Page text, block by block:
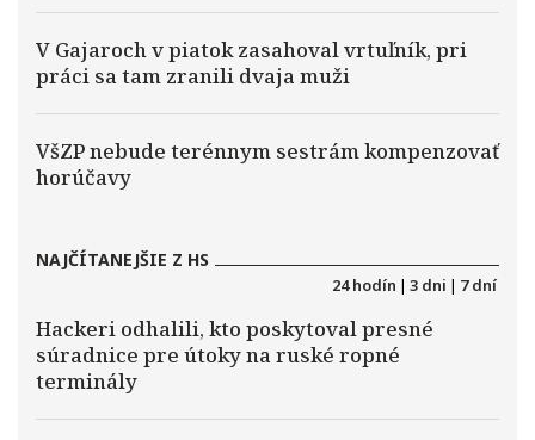
V Gajaroch v piatok zasahoval vrtuľník, pri
práci sa tam zranili dvaja muži
VšZP nebude terénnym sestrám kompenzovať
horúčavy
NAJČÍTANEJŠIE Z HS
24 hodín | 3 dni | 7 dní
Hackeri odhalili, kto poskytoval presné
súradnice pre útoky na ruské ropné
terminály